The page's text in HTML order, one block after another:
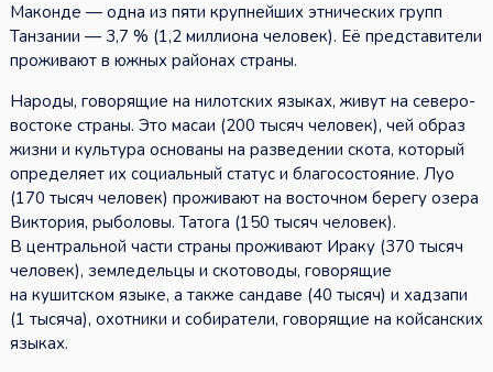
Маконде — одна из пяти крупнейших этнических групп
Танзании — 3,7 % (1,2 миллиона человек). Её представители
проживают в южных районах страны.
Народы, говорящие на нилотских языках, живут на северо-
востоке страны. Это масаи (200 тысяч человек), чей образ
жизни и культура основаны на разведении скота, который
определяет их социальный статус и благосостояние. Луо
(170 тысяч человек) проживают на восточном берегу озера
Виктория, рыболовы. Татога (150 тысяч человек).
В центральной части страны проживают Ираку (370 тысяч
человек), земледельцы и скотоводы, говорящие
на кушитском языке, а также сандаве (40 тысяч) и хадзапи
(1 тысяча), охотники и собиратели, говорящие на койсанских
языках.